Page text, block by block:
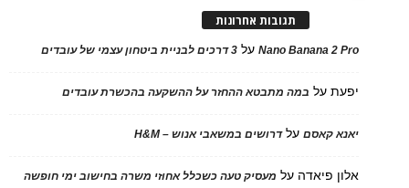
תגובות אחרונות
Nano Banana 2 Proעל 3 דרכים לבניית ביטחון עצמי של עובדים
יפעתעל במה מתבטא ההחזר על ההשקעה בהכשרת עובדים
יאנא קאסםעלדרושים במשאבי אנוש – H&M
אלון פיאדה על מעסיק טעה כשכלל אחוזי משרה בחישוב ימי חופשה